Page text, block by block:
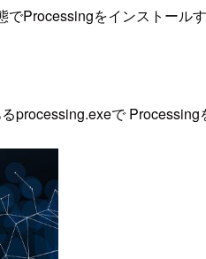
Processingをインストール
processing.exeで Processing